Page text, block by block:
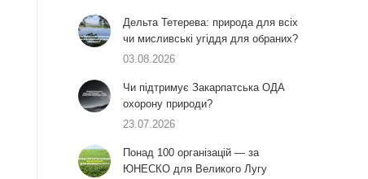
Дельта Тетерева: природа для всіх
чи мисливські угіддя для обраних?
03.08.2026
Чи підтримує Закарпатська ОДА
охорону природи?
23.07.2026
Понад 100 організацій — за
ЮНЕСКО для Великого Лугу